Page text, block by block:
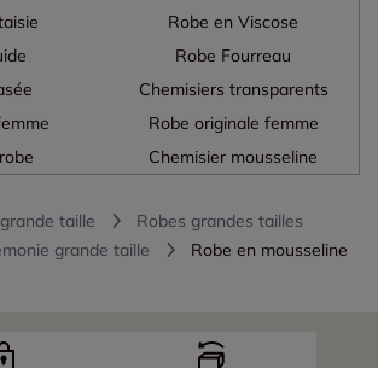
Robe en Viscose
Robe Fourreau
Chemisiers transparents
Robe originale femme
Chemisier mousseline
taille
Robes grandes tailles
grande taille
Robe en mousseline